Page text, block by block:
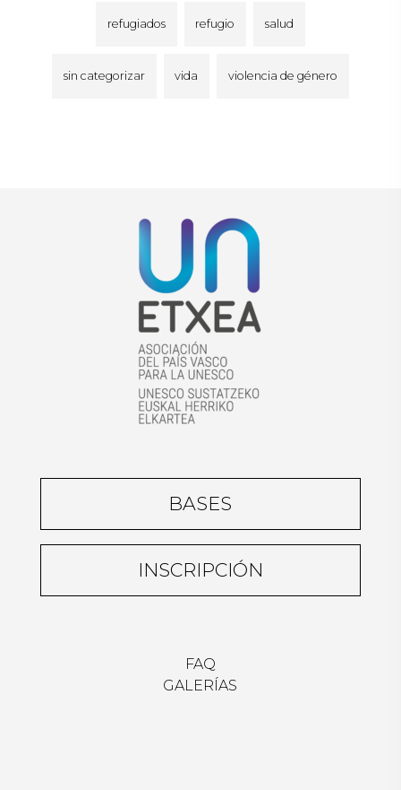
refugiados refugio salud
sin categorizar vida violencia de género
BASES
INSCRIPCIÓN
FAQ
GALERÍAS